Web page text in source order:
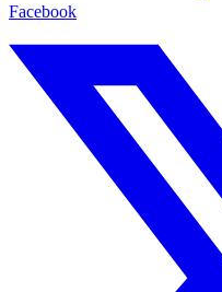
Facebook